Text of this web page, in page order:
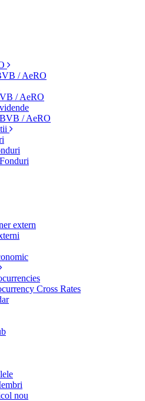
/ AeRO
/ AeRO
/ AeRO
extern
Cross Rates
nou